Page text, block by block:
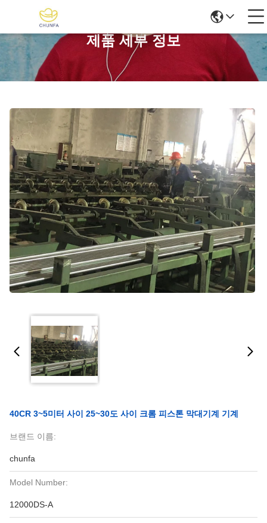
제품 세부 정보
40CR 3~5미터 사이 25~30도 사이 크롬 피스톤 막대기계 기계
브랜드 이름:
chunfa
Model Number:
12000DS-A